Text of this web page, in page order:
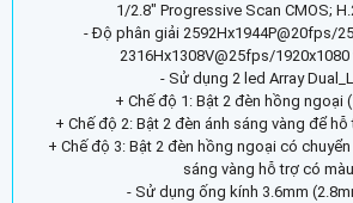
1/2.8" Progressive Scan CMOS;
- Độ phân giải 2592Hx1944P@20fps/
2316Hx1308V@25fps/
- Sử dụng 2 led Array
+ Chế độ 1: Bật 2 đèn hồng ngoại
+ Chế độ 2: Bật 2 đèn ánh sáng vàng để
+ Chế độ 3: Bật 2 đèn hồng ngoại có
sáng vàng hỗ trợ có màu
- Sử dụng ống kính 3.6mm